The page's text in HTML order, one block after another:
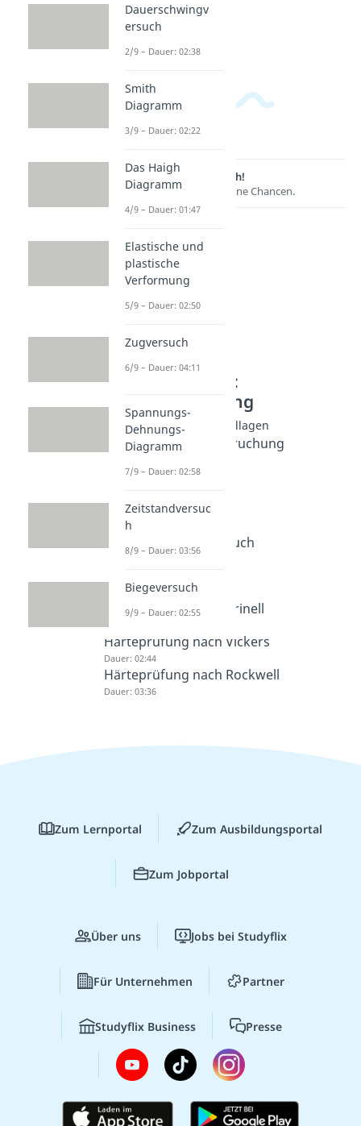
Lernen lohnt sich!
Entdecke hier deine Chancen.
Weitere Inhalte:
Werkstoffprüfung
Werkstoffprüfung Grundlagen
Mehrachsige Beanspruchung
Bruchmechanik
Kerbwirkung
Dauer: 04:40
Kerbschlagbiegeversuch
Dauer: 03:24
Dauer: 03:17
Härteprüfung nach Brinell
Dauer: 02:44
Härteprüfung nach Vickers
Dauer: 02:44
Härteprüfung nach Rockwell
Dauer: 03:36
Dauerschwingv
ersuch
2/9 – Dauer: 02:38
Smith
Diagramm
3/9 – Dauer: 02:22
Das Haigh
Diagramm
4/9 – Dauer: 01:47
Elastische und
plastische
Verformung
5/9 – Dauer: 02:50
Zugversuch
6/9 – Dauer: 04:11
Spannungs-
Dehnungs-
Diagramm
7/9 – Dauer: 02:58
Zeitstandversuc
h
8/9 – Dauer: 03:56
Biegeversuch
9/9 – Dauer: 02:55
Zum Lernportal Zum Ausbildungsportal
Zum Jobportal
Über uns Jobs bei Studyflix
Für Unternehmen Partner
Studyflix Business Presse